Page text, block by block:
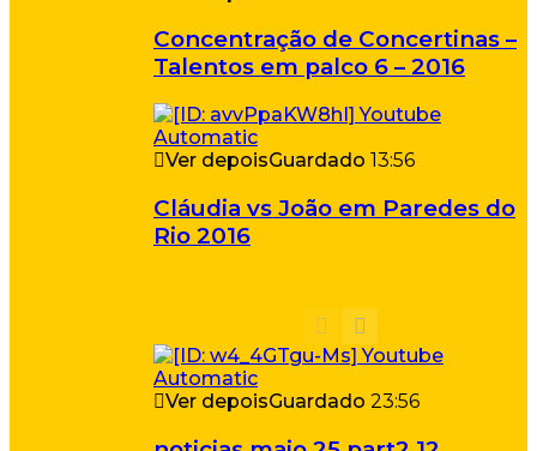
Concentração de Concertinas –
Talentos em palco 6 – 2016
Ver depoisGuardado 13:56
Cláudia vs João em Paredes do
Rio 2016
Ver depoisGuardado 23:56